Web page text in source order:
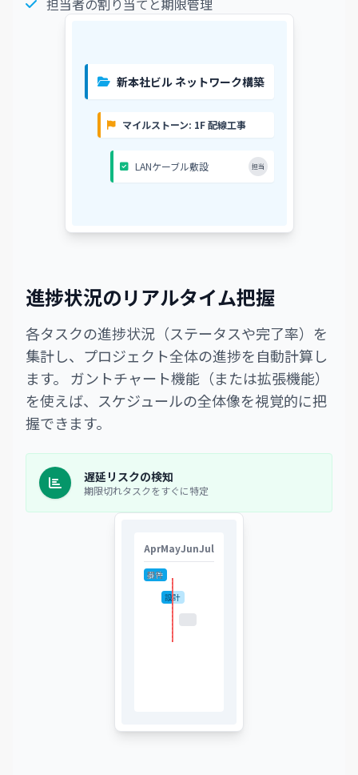
新本社ビル ネットワーク構築
マイルストーン: 1F 配線工事
LANケーブル敷設 担当
担当者の割り当てと期限管理
進捗状況のリアルタイム把握
各タスクの進捗状況（ステータスや完了率）を
集計し、プロジェクト全体の進捗を自動計算し
ます。 ガントチャート機能（または拡張機能）
を使えば、スケジュールの全体像を視覚的に把
握できます。
遅延リスクの検知
期限切れタスクをすぐに特定
AprMayJunJul
要件
設計
開発